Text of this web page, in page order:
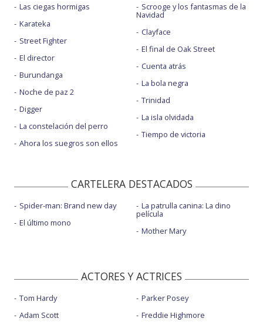
Las ciegas hormigas
Karateka
Street Fighter
El director
Burundanga
Noche de paz 2
Digger
La constelación del perro
Ahora los suegros son ellos
Scrooge y los fantasmas de la
Navidad
Clayface
El final de Oak Street
Cuenta atrás
La bola negra
Trinidad
La isla olvidada
Tiempo de victoria
CARTELERA DESTACADOS
Spider-man: Brand new day
El último mono
La patrulla canina: La dino
película
Mother Mary
ACTORES Y ACTRICES
Tom Hardy
Adam Scott
Parker Posey
Freddie Highmore